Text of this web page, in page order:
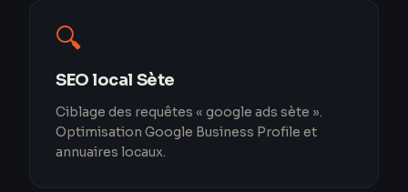
🔍
SEO local Sète
Ciblage des requêtes « google ads sète ».
Optimisation Google Business Profile et
annuaires locaux.